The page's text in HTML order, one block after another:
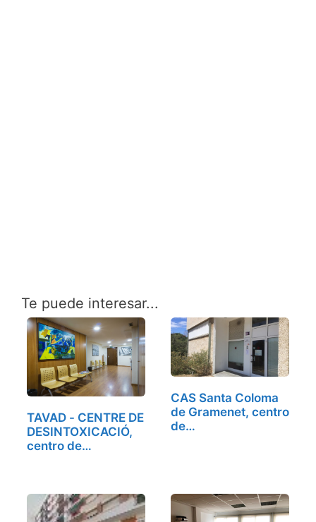
Te puede interesar...
TAVAD - CENTRE DE
DESINTOXICACIÓ,
centro de…
CAS Santa Coloma
de Gramenet, centro
de…